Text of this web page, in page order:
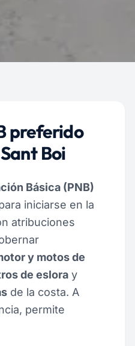
preferido
Boi
Básica (PNB)
iniciarse en la
atribuciones
y motos de
de eslora y
de la costa. A
permite